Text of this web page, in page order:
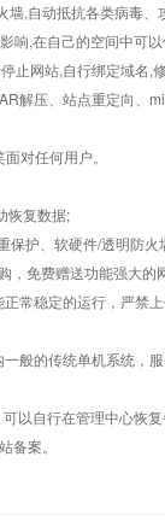
墙,自动抵抗各类病毒、
响,在自己的空间中可
止网站,自行绑定域名,
解压、站点重定向、
对任何用户。
恢复数据;
保护、软硬件/透明防火
，免费赠送功能强大
常稳定的运行，严禁
般的传统单机系统，
以自行在管理中心恢
备案。